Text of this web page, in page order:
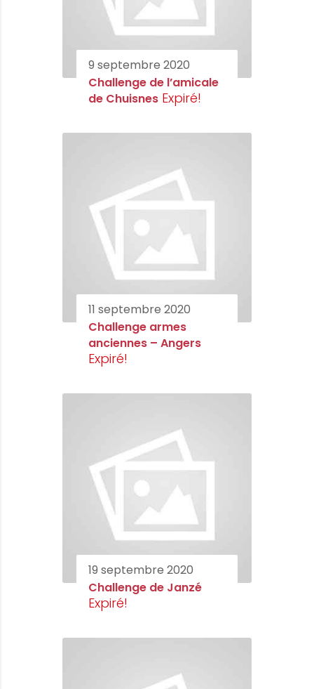
9 septembre 2020
Challenge de l’amicale
de Chuisnes Expiré!
11 septembre 2020
Challenge armes
anciennes – Angers
Expiré!
19 septembre 2020
Challenge de Janzé
Expiré!